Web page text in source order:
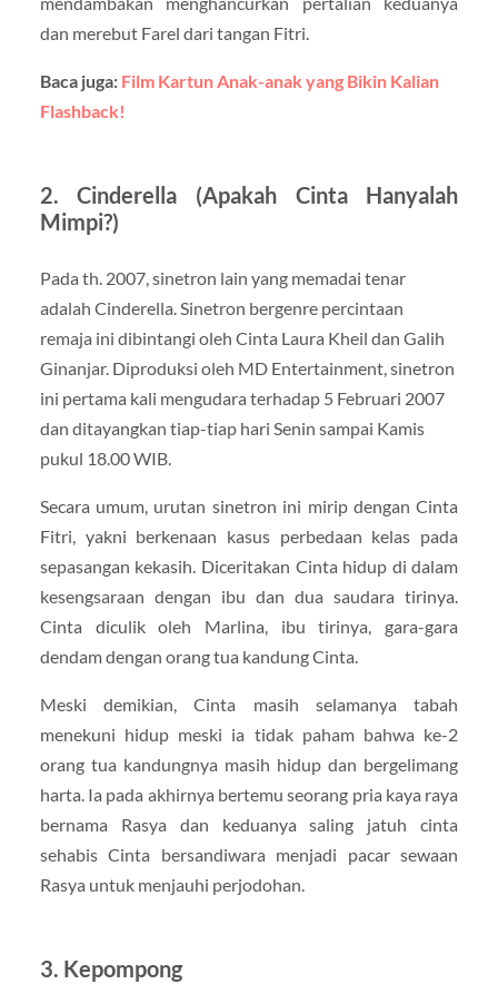
dan merebut Farel dari tangan Fitri.
Baca juga: Film Kartun Anak-anak yang Bikin Kalian
Flashback!
2. Cinderella (Apakah Cinta Hanyalah
Mimpi?)
Pada th. 2007, sinetron lain yang memadai tenar
adalah Cinderella. Sinetron bergenre percintaan
remaja ini dibintangi oleh Cinta Laura Kheil dan Galih
Ginanjar. Diproduksi oleh MD Entertainment, sinetron
ini pertama kali mengudara terhadap 5 Februari 2007
dan ditayangkan tiap-tiap hari Senin sampai Kamis
pukul 18.00 WIB.
Secara umum, urutan sinetron ini mirip dengan Cinta
Fitri, yakni berkenaan kasus perbedaan kelas pada
sepasangan kekasih. Diceritakan Cinta hidup di dalam
kesengsaraan dengan ibu dan dua saudara tirinya.
Cinta diculik oleh Marlina, ibu tirinya, gara-gara
dendam dengan orang tua kandung Cinta.
Meski demikian, Cinta masih selamanya tabah
menekuni hidup meski ia tidak paham bahwa ke-2
orang tua kandungnya masih hidup dan bergelimang
harta. Ia pada akhirnya bertemu seorang pria kaya raya
bernama Rasya dan keduanya saling jatuh cinta
sehabis Cinta bersandiwara menjadi pacar sewaan
Rasya untuk menjauhi perjodohan.
3. Kepompong